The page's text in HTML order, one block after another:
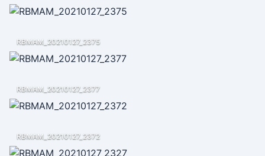
RBMAM_20210127_2375
RBMAM_20210127_2377
RBMAM_20210127_2372